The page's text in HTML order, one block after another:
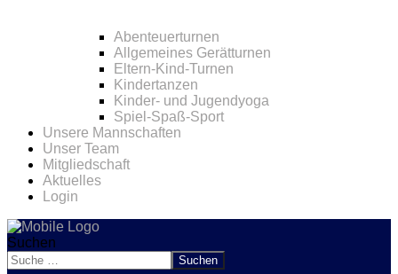
Abenteuerturnen
Allgemeines Gerätturnen
Eltern-Kind-Turnen
Kindertanzen
Kinder- und Jugendyoga
Spiel-Spaß-Sport
Unsere Mannschaften
Unser Team
Mitgliedschaft
Aktuelles
Login
Suchen
Suchen